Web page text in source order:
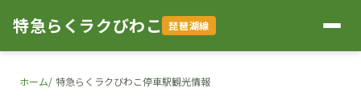
特急らくラクびわこ 琵琶湖線
ホーム 特急らくラクびわこ停車駅観光情報